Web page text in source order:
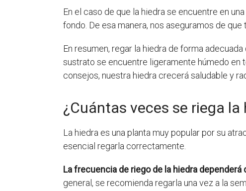
En el caso de que la hiedra se encuentre en
fondo. De esa manera, nos aseguramos de
En resumen, regar la hiedra de forma
sustrato se encuentre ligeramente húmedo en
consejos, nuestra hiedra crecerá saludable y
¿Cuántas veces se riega la
La hiedra es una planta muy popular por su
esencial regarla correctamente.
La frecuencia de riego de la hiedra
general, se recomienda regarla una vez a la